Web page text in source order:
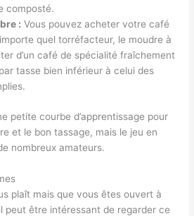
composté.
: Vous pouvez acheter votre café
quel torréfacteur, le moudre à
d’un café de spécialité fraîchement
tasse bien inférieur à celui des
petite courbe d’apprentissage pour
et le bon tassage, mais le jeu en
nombreux amateurs.
plaît mais que vous êtes ouvert à
peut être intéressant de regarder ce